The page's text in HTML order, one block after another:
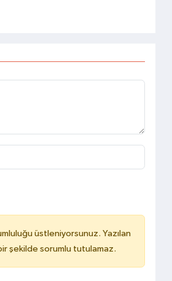
üstleniyorsunuz. Yazılan
şekilde sorumlu tutulamaz.